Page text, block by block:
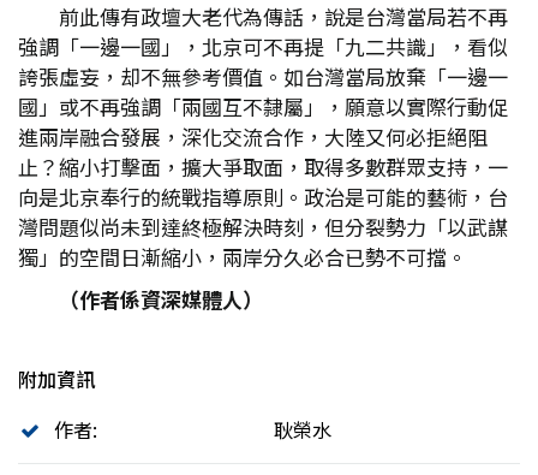
前此傳有政壇大老代為傳話，說是台灣當局若不再
強調「一邊一國」，北京可不再提「九二共識」，看似
誇張虛妄，却不無參考價值。如台灣當局放棄「一邊一
國」或不再強調「兩國互不隸屬」，願意以實際行動促
進兩岸融合發展，深化交流合作，大陸又何必拒絕阻
止？縮小打擊面，擴大爭取面，取得多數群眾支持，一
向是北京奉行的統戰指導原則。政治是可能的藝術，台
灣問題似尚未到達終極解決時刻，但分裂勢力「以武謀
獨」的空間日漸縮小，兩岸分久必合已勢不可擋。
（作者係資深媒體人）
附加資訊
作者:
耿榮水